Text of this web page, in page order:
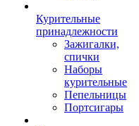
Курительные
принадлежности
Зажигалки,
спички
Наборы
курительные
Пепельницы
Портсигары